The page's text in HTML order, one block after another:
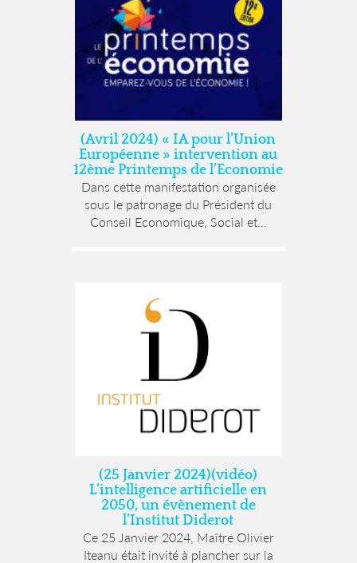
(Avril 2024) « IA pour l’Union
Européenne » intervention au
12ème Printemps de l’Economie
Dans cette manifestation organisée
sous le patronage du Président du
Conseil Economique, Social et...
(25 Janvier 2024)(vidéo)
L’intelligence artificielle en
2050, un évènement de
l’Institut Diderot
Ce 25 Janvier 2024, Maître Olivier
Iteanu était invité à plancher sur la